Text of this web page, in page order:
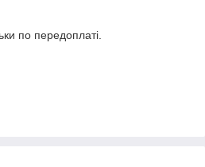
по передоплаті.